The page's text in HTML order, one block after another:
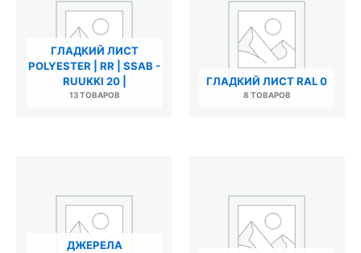
ГЛАДКИЙ ЛИСТ
POLYESTER | RR | SSAB -
RUUKKI 20 |
13 ТОВАРОВ
ГЛАДКИЙ ЛИСТ RAL 0
8 ТОВАРОВ
ДЖЕРЕЛА